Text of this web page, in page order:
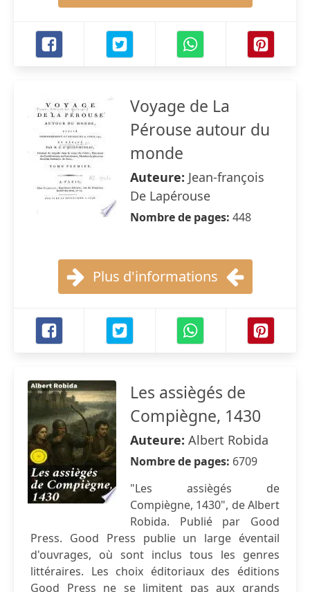
Voyage de La
Pérouse autour du
monde
Auteure: Jean-françois
De Lapérouse
Nombre de pages: 448
Plus d'informations
Les assiègés de
Compiègne, 1430
Auteure: Albert Robida
Nombre de pages: 6709
"Les assiègés de
Compiègne, 1430", de Albert
Robida. Publié par Good
Press. Good Press publie un large éventail
d'ouvrages, où sont inclus tous les genres
littéraires. Les choix éditoriaux des éditions
Good Press ne se limitent pas aux grands